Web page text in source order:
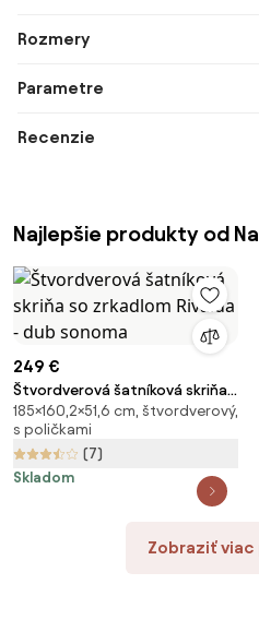
Rozmery
Parametre
Recenzie
Najlepšie produkty od
249 €
Štvordverová šatníková skriňa
so zrkadlom Rivalda - dub
sonoma
185×160,2×51,6 cm, štvordverový,
s poličkami
(7)
Skladom
Zobraziť